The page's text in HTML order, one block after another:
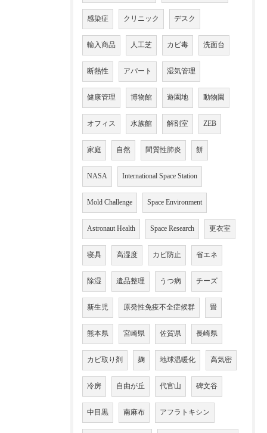
感染症 クリニック デスク
輸入商品 人工芝 カビ毒 洗面台
断熱性 アパート 湿気管理
健康管理 博物館 遊園地 動物園
オフィス 水族館 解剖室 ZEB
家庭 自然 間質性肺炎 餅
NASA International Space Station
Mold Challenge Space Environment
Astronaut Health Space Research 更衣室
寝具 高湿度 カビ防止 省エネ
除湿 遺品整理 うつ病 チーズ
新生児 原発性免疫不全症候群 畳
熊本県 宮崎県 佐賀県 長崎県
カビ取り剤 麹 地球温暖化 高気密
冷房 自由が丘 代官山 碑文谷
中目黒 南麻布 アフラトキシン